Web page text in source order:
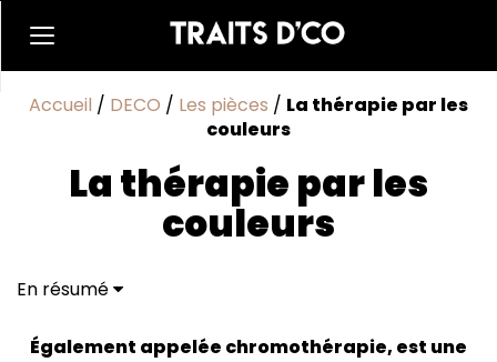
Accueil / DECO / Les pièces / La thérapie par les
couleurs
La thérapie par les
couleurs
En résumé
Jaune
Également appelée chromothérapie, est une